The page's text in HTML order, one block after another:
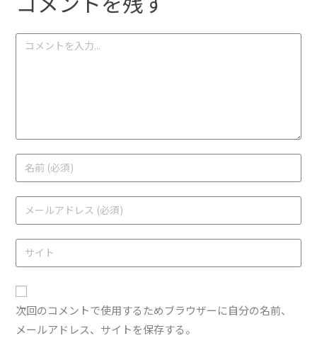
次回のコメントで使用するためブラウザーに自分の名前、
メールアドレス、サイトを保存する。